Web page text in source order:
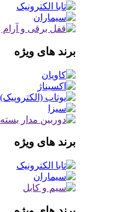
برند های ویژه
برند های ویژه